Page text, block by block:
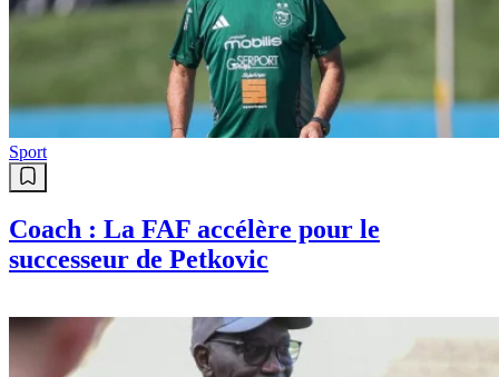
Sport
Coach : La FAF accélère pour le
successeur de Petkovic